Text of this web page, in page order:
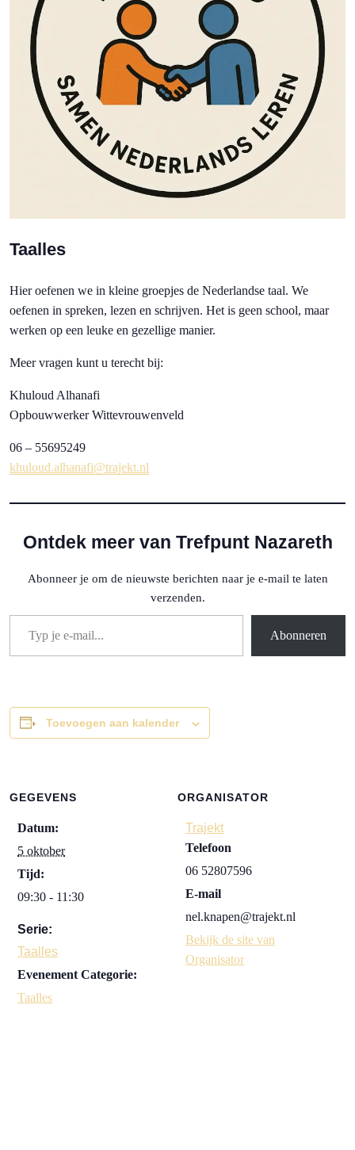
Taalles
Hier oefenen we in kleine groepjes de Nederlandse taal. We
oefenen in spreken, lezen en schrijven. Het is geen school, maar
werken op een leuke en gezellige manier.
Meer vragen kunt u terecht bij:
Khuloud Alhanafi
Opbouwwerker Wittevrouwenveld
06 – 55695249
khuloud.alhanafi@trajekt.nl
Ontdek meer van Trefpunt Nazareth
Abonneer je om de nieuwste berichten naar je e-mail te laten
verzenden.
Typ je e-mail...
Abonneren
Toevoegen aan kalender
GEGEVENS
Datum:
5 oktober
Tijd:
09:30 - 11:30
Serie:
Taalles
Evenement Categorie:
Taalles
ORGANISATOR
Trajekt
Telefoon
06 52807596
E-mail
nel.knapen@trajekt.nl
Bekijk de site van
Organisator